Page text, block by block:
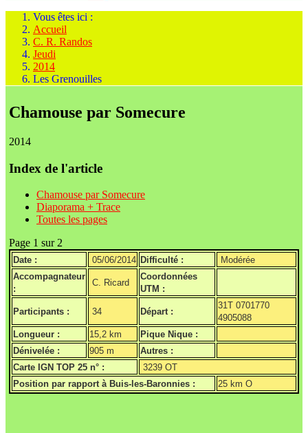
Vous êtes ici :
Accueil
C. R. Randos
Jeudi
2014
Les Grenouilles
Chamouse par Somecure
2014
Index de l'article
Chamouse par Somecure
Diaporama + Trace
Toutes les pages
Page 1 sur 2
Date : 05/06/2014 Difficulté :
Modérée
Accompagnateur
:
C. Ricard
Coordonnées
UTM :
Participants : 34 Départ :
31T 0701770
4905088
Longueur :
15,2 km
Pique Nique :
Dénivelée :
905 m
Autres :
Carte IGN TOP 25 n° :
3239 OT
Position par rapport à Buis-les-Baronnies :
25 km O